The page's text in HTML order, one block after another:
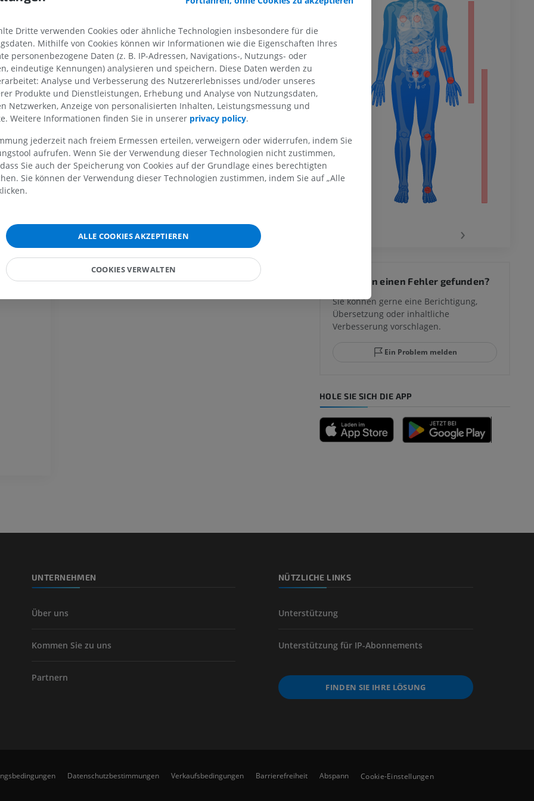
MRT der Schulter
MRT
PREMIUM
MRT des Handgelenks
MRT
PREMIUM
MRT des Ellenbogens
MRT
PREMIUM
Röntgenbilder
Röntgenaufnahme der
unteren Extremität
Röntgenbilder
KOSTENLOS
MRT der unteren Extremität
MRT
PREMIUM
Hüft-MRT
MRT
PREMIUM
CT-Arthografie des
PREMIUM
CT
Arteriografie der unteren
›
Sie haben einen Fehler gefunden?
Sie können gerne eine Berichtigung,
Übersetzung oder inhaltliche
Verbesserung vorschlagen.
Ein Problem melden
HOLE SIE SICH DIE APP
UNTERNEHMEN
Über uns
Kommen Sie zu uns
Partnern
NÜTZLICHE LINKS
Unterstützung
Unterstützung für IP-Abonnements
FINDEN SIE IHRE LÖSUNG
Datenschutzbestimmungen Verkaufsbedingungen Barrierefreiheit Abspann Cookie-Einstellungen
Dritte verwenden Cookies oder ähnliche Technologien insbesondere für die
Mithilfe von Cookies können wir Informationen wie die Eigenschaften Ihres
personenbezogene Daten (z. B. IP-Adressen, Navigations-, Nutzungs- oder
eindeutige Kennungen) analysieren und speichern. Diese Daten werden zu
Analyse und Verbesserung des Nutzererlebnisses und/oder unseres
Produkte und Dienstleistungen, Erhebung und Analyse von Nutzungsdaten,
Netzwerken, Anzeige von personalisierten Inhalten, Leistungsmessung und
Weitere Informationen finden Sie in unserer privacy policy.
jederzeit nach freiem Ermessen erteilen, verweigern oder widerrufen, indem Sie
aufrufen. Wenn Sie der Verwendung dieser Technologien nicht zustimmen,
Sie auch der Speicherung von Cookies auf der Grundlage eines berechtigten
Sie können der Verwendung dieser Technologien zustimmen, indem Sie auf „Alle
ALLE COOKIES AKZEPTIEREN
COOKIES VERWALTEN